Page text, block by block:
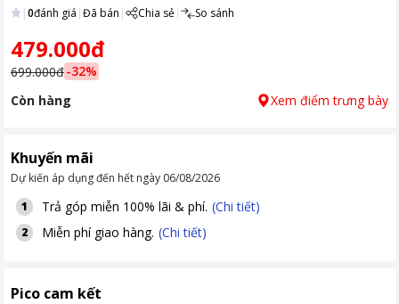
|0đánh giá |Đã bán | Chia sẻ| So sánh
479.000đ
699.000đ-32%
Còn hàng
Xem điểm trưng bày
Khuyến mãi
Dự kiến áp dụng đến hết ngày 06/08/2026
1
Trả góp miễn 100% lãi & phí. (Chi tiết)
2 Miễn phí giao hàng. (Chi tiết)
Pico cam kết